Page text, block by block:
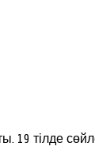
19 тілде